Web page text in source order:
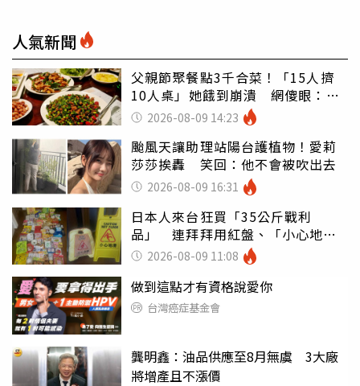
人氣新聞
父親節聚餐點3千合菜！「15人擠
10人桌」她餓到崩潰 網傻眼：讓
店家看笑話
2026-08-09 14:23
颱風天讓助理站陽台護植物！愛莉
莎莎挨轟 笑回：他不會被吹出去
2026-08-09 16:31
日本人來台狂買「35公斤戰利
品」 連拜拜用紅盤、「小心地
滑」告示牌也帶回家
2026-08-09 11:08
做到這點才有資格說愛你
台灣癌症基金會
龔明鑫：油品供應至8月無虞 3大廠
將增產且不漲價